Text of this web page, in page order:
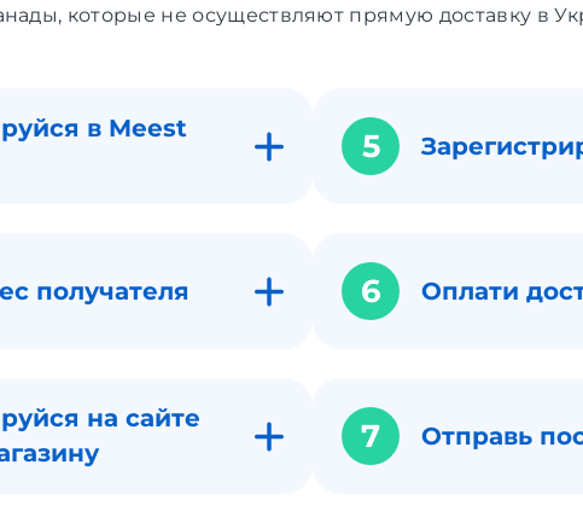
которые не осуществляют прямую доставку в
в Meest
получателя
на сайте
5
6 Оплати
7 Отправь